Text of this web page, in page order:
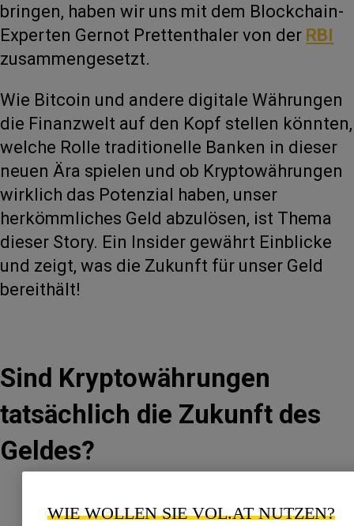
bringen, haben wir uns mit dem Blockchain-
Experten Gernot Prettenthaler von der RBI
zusammengesetzt.
Wie Bitcoin und andere digitale Währungen
die Finanzwelt auf den Kopf stellen könnten,
welche Rolle traditionelle Banken in dieser
neuen Ära spielen und ob Kryptowährungen
wirklich das Potenzial haben, unser
herkömmliches Geld abzulösen, ist Thema
dieser Story. Ein Insider gewährt Einblicke
und zeigt, was die Zukunft für unser Geld
bereithält!
Sind Kryptowährungen
tatsächlich die Zukunft des
Geldes?
WIE WOLLEN SIE VOL.AT NUTZEN?